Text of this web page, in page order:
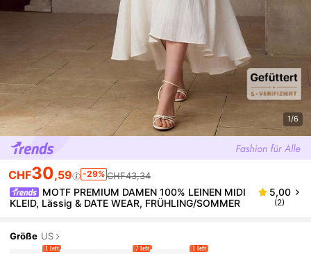
1/6
CHF30,59 -29% CHF43,34
MOTF PREMIUM DAMEN 100% LEINEN MIDI
KLEID, Lässig & DATE WEAR, FRÜHLING/SOMMER
5,00
(2)
Größe US
1 left 7 left 1 left